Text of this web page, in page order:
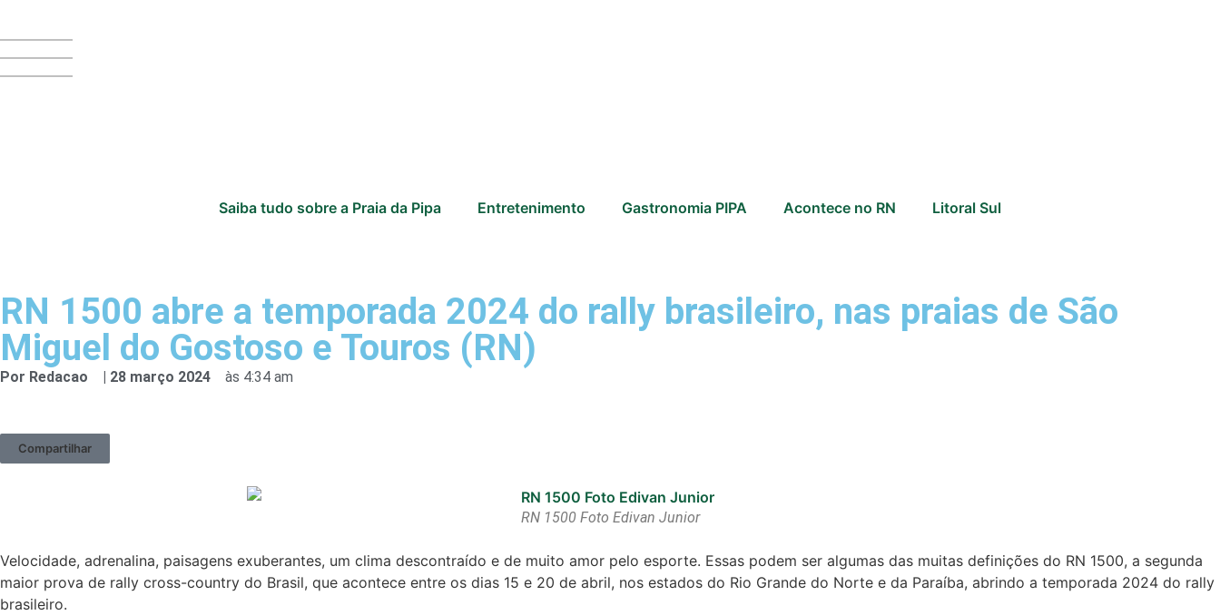
Saiba tudo sobre a Praia da Pipa Entretenimento Gastronomia PIPA Acontece no RN Litoral Sul
RN 1500 abre a temporada 2024 do rally brasileiro, nas praias de São
Miguel do Gostoso e Touros (RN)
Por Redacao | 28 março 2024 às 4:34 am
Compartilhar
RN 1500 Foto Edivan Junior
Velocidade, adrenalina, paisagens exuberantes, um clima descontraído e de muito amor pelo esporte. Essas podem ser algumas das muitas definições do RN 1500, a segunda
maior prova de rally cross-country do Brasil, que acontece entre os dias 15 e 20 de abril, nos estados do Rio Grande do Norte e da Paraíba, abrindo a temporada 2024 do rally
brasileiro.